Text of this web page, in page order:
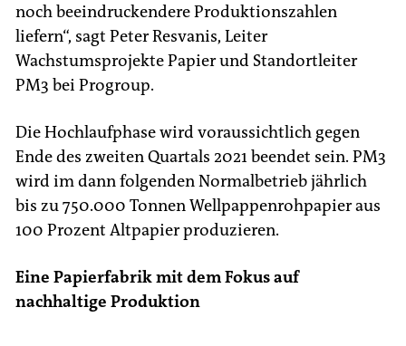
noch beeindruckendere Produktionszahlen
liefern“, sagt Peter Resvanis, Leiter
Wachstumsprojekte Papier und Standortleiter
PM3 bei Progroup.
Die Hochlaufphase wird voraussichtlich gegen
Ende des zweiten Quartals 2021 beendet sein. PM3
wird im dann folgenden Normalbetrieb jährlich
bis zu 750.000 Tonnen Wellpappenrohpapier aus
100 Prozent Altpapier produzieren.
Eine Papierfabrik mit dem Fokus auf
nachhaltige Produktion